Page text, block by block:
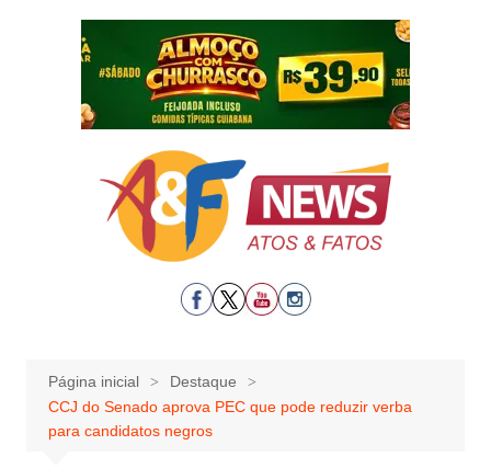
Página inicial
Destaque
CCJ do Senado aprova PEC que pode reduzir verba
para candidatos negros